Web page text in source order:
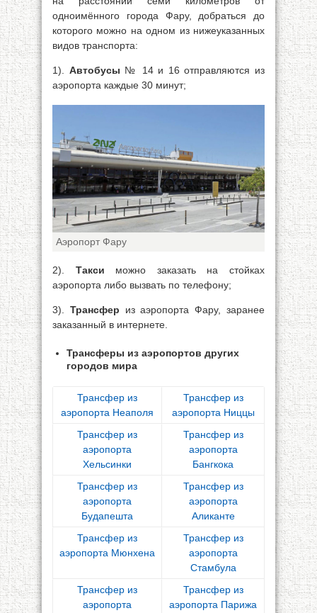
одноимённого города Фару, добраться до
которого можно на одном из нижеуказанных
видов транспорта:
1). Автобусы № 14 и 16 отправляются из
аэропорта каждые 30 минут;
Аэропорт Фару
2). Такси можно заказать на стойках
аэропорта либо вызвать по телефону;
3). Трансфер из аэропорта Фару, заранее
заказанный в интернете.
Трансферы из аэропортов других
городов мира
Трансфер из
аэропорта Неаполя
Трансфер из
аэропорта Ниццы
Трансфер из
аэропорта
Хельсинки
Трансфер из
аэропорта
Бангкока
Трансфер из
аэропорта
Будапешта
Трансфер из
аэропорта
Аликанте
Трансфер из
аэропорта Мюнхена
Трансфер из
аэропорта
Стамбула
Трансфер из
аэропорта
Трансфер из
аэропорта Парижа